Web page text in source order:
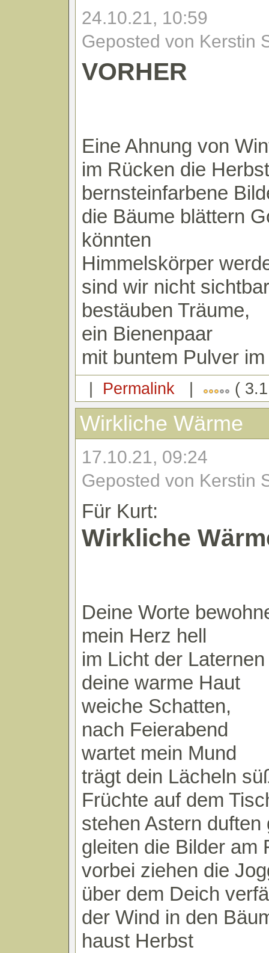
24.10.21, 10:59
Geposted von Kerstin
VORHER
Eine Ahnung von
im Rücken die
bernsteinfarbene
die Bäume blättern
könnten
Himmelskörper
sind wir nicht
bestäuben Träume,
ein Bienenpaar
mit buntem Pulver
| Permalink | (
Wirkliche Wärme
17.10.21, 09:24
Geposted von Kerstin
Für Kurt:
Wirkliche
Deine Worte
mein Herz hell
im Licht der
deine warme Haut
weiche Schatten,
nach Feierabend
wartet mein Mund
trägt dein Lächeln
Früchte auf dem
stehen Astern duften
gleiten die Bilder am
vorbei ziehen die
über dem Deich
der Wind in den
haust Herbst